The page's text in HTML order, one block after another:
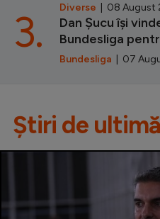
Diverse | 08 August
Dan Șucu își
Bundesliga
Bundesliga | 07
3.
Știri de